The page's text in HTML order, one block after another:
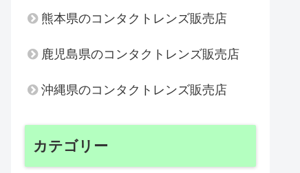
熊本県のコンタクトレンズ販売店
鹿児島県のコンタクトレンズ販売店
沖縄県のコンタクトレンズ販売店
カテゴリー